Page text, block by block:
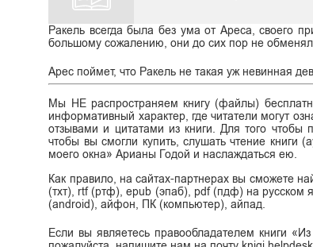
Ракель всегда была без ума от Ареса, своего
большому сожалению, они до сих пор не
Арес поймет, что Ракель не такая уж невинная
Мы НЕ распространяем книгу (файлы)
информативный характер, где читатели могут
отзывами и цитатами из книги. Для того чтобы
чтобы вы смогли купить, слушать чтение книги
моего окна» Арианы Годой и наслаждаться ею.
Как правило, на сайтах-партнерах вы сможете
(тхт), rtf (ртф), epub (эпаб), pdf (пдф) на русском
(android), айфон, ПК (компьютер), айпад.
Если вы являетесь правообладателем книги